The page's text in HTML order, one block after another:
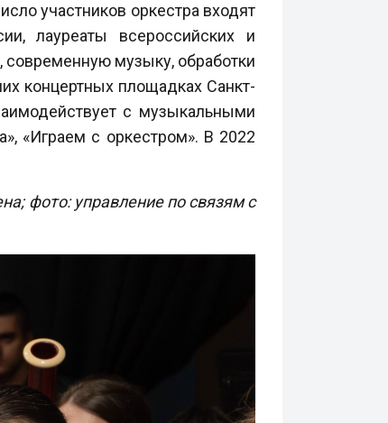
участников оркестра входят
лауреаты всероссийских и
современную музыку, обработки
концертных площадках Санкт-
с музыкальными
«Играем с оркестром». В 2022
фото: управление по связям с